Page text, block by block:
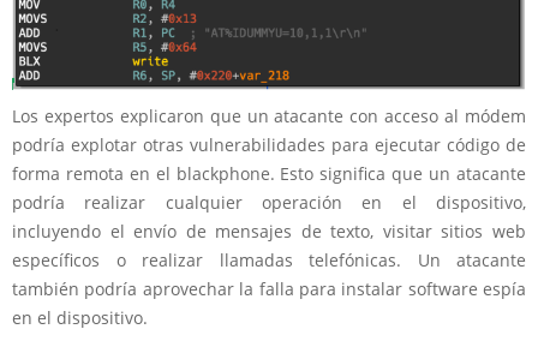
Los expertos explicaron que un atacante con acceso al módem
podría explotar otras vulnerabilidades para ejecutar código de
forma remota en el blackphone. Esto significa que un atacante
podría realizar cualquier operación en el dispositivo,
incluyendo el envío de mensajes de texto, visitar sitios web
específicos o realizar llamadas telefónicas. Un atacante
también podría aprovechar la falla para instalar software espía
en el dispositivo.